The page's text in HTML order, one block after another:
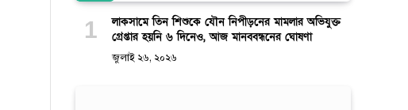
লাকসামে তিন শিশুকে যৌন নিপীড়নের মামলার অভিযুক্ত
গ্রেপ্তার হয়নি ৬ দিনেও, আজ মানববন্ধনের ঘোষণা
জুলাই ২৬, ২০২৬